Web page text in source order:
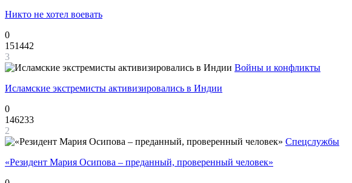
Никто не хотел воевать
0
151442
3
Войны и конфликты
Исламские экстремисты активизировались в Индии
0
146233
2
Спецслужбы
«Резидент Мария Осипова – преданный, проверенный человек»